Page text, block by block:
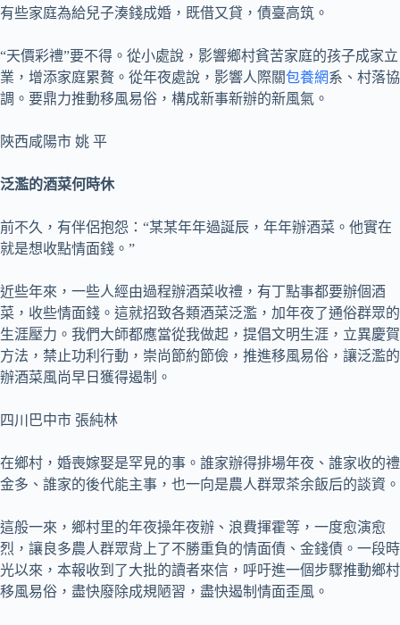
有些家庭為給兒子湊錢成婚，既借又貸，債臺高筑。
“天價彩禮”要不得。從小處說，影響鄉村貧苦家庭的孩子成家立
業，增添家庭累贅。從年夜處說，影響人際關包養網系、村落協
調。要鼎力推動移風易俗，構成新事新辦的新風氣。
陜西咸陽市 姚 平
泛濫的酒菜何時休
前不久，有伴侶抱怨：“某某年年過誕辰，年年辦酒菜。他實在
就是想收點情面錢。”
近些年來，一些人經由過程辦酒菜收禮，有丁點事都要辦個酒
菜，收些情面錢。這就招致各類酒菜泛濫，加年夜了通俗群眾的
生涯壓力。我們大師都應當從我做起，提倡文明生涯，立異慶賀
方法，禁止功利行動，崇尚節約節儉，推進移風易俗，讓泛濫的
辦酒菜風尚早日獲得遏制。
四川巴中市 張純林
在鄉村，婚喪嫁娶是罕見的事。誰家辦得排場年夜、誰家收的禮
金多、誰家的後代能主事，也一向是農人群眾茶余飯后的談資。
這般一來，鄉村里的年夜操年夜辦、浪費揮霍等，一度愈演愈
烈，讓良多農人群眾背上了不勝重負的情面債、金錢債。一段時
光以來，本報收到了大批的讀者來信，呼吁進一個步驟推動鄉村
移風易俗，盡快廢除成規陋習，盡快遏制情面歪風。